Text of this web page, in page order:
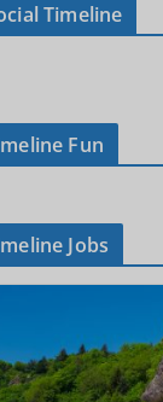
Timeline
Fun
Jobs